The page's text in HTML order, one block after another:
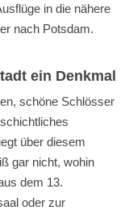
in die nähere
nach Potsdam.
ein Denkmal
schöne Schlösser
über diesem
gar nicht, wohin
dem 13.
oder zur